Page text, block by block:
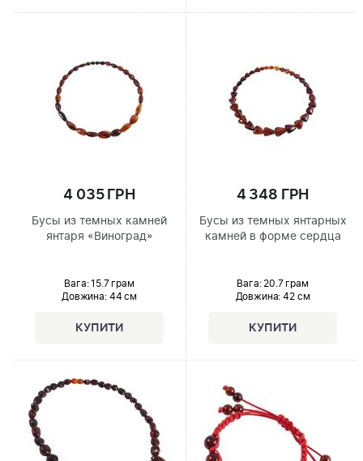
4 035 ГРН
Бусы из темных камней
янтаря «Виноград»
Вага: 15.7 грам
Довжина:44 см
4 348 ГРН
Бусы из темных янтарных
камней в форме сердца
Вага: 20.7 грам
Довжина: 42 см